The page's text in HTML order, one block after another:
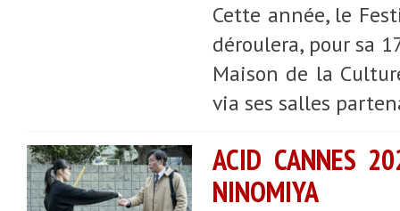
Cette année, le
déroulera, pour sa
Maison de la
via ses salles
ACID CANNES
NINOMIYA